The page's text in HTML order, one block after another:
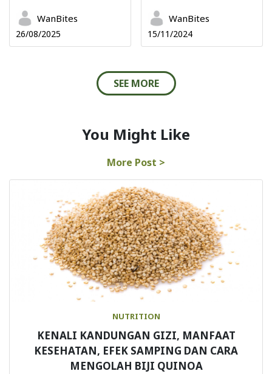
WanBites
26/08/2025
WanBites
15/11/2024
SEE MORE
You Might Like
More Post >
NUTRITION
KENALI KANDUNGAN GIZI, MANFAAT
KESEHATAN, EFEK SAMPING DAN CARA
MENGOLAH BIJI QUINOA